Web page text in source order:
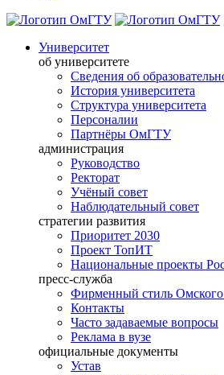
Университет
об университете
Сведения об
История университета
Структура университета
Персоналии
Партнёры ОмГТУ
администрация
Руководство
Ректорат
Учёный совет
Наблюдательный совет
стратегии развития
Приоритет 2030
Проект ТопИТ
Национальные проекты
пресс-служба
Фирменный стиль Омского
Контакты
Часто задаваемые вопросы
Реклама в вузе
официальные документы
Устав